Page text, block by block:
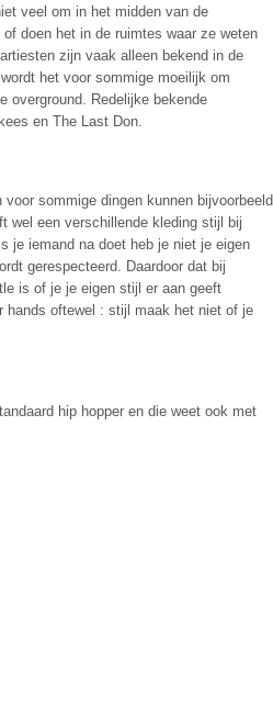
veel om in het midden van de
doen het in de ruimtes waar ze weten
zijn vaak alleen bekend in de
het voor sommige moeilijk om
overground. Redelijke bekende
en The Last Don.
sommige dingen kunnen bijvoorbeeld
wel een verschillende kleding stijl bij
je iemand na doet heb je niet je eigen
gerespecteerd. Daardoor dat bij
is of je je eigen stijl er aan geeft
hands oftewel : stijl maak het niet of je
hip hopper en die weet ook met